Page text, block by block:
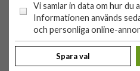
GraphicPaper från
återskapa paperstexturen och
åldrar och nivåer. En ny
skärmskydden. GraphicPaper
skolarbete, ta anteckningar,
Vi samlar in data om hur du
Informationen används
och personliga online-
Spara val